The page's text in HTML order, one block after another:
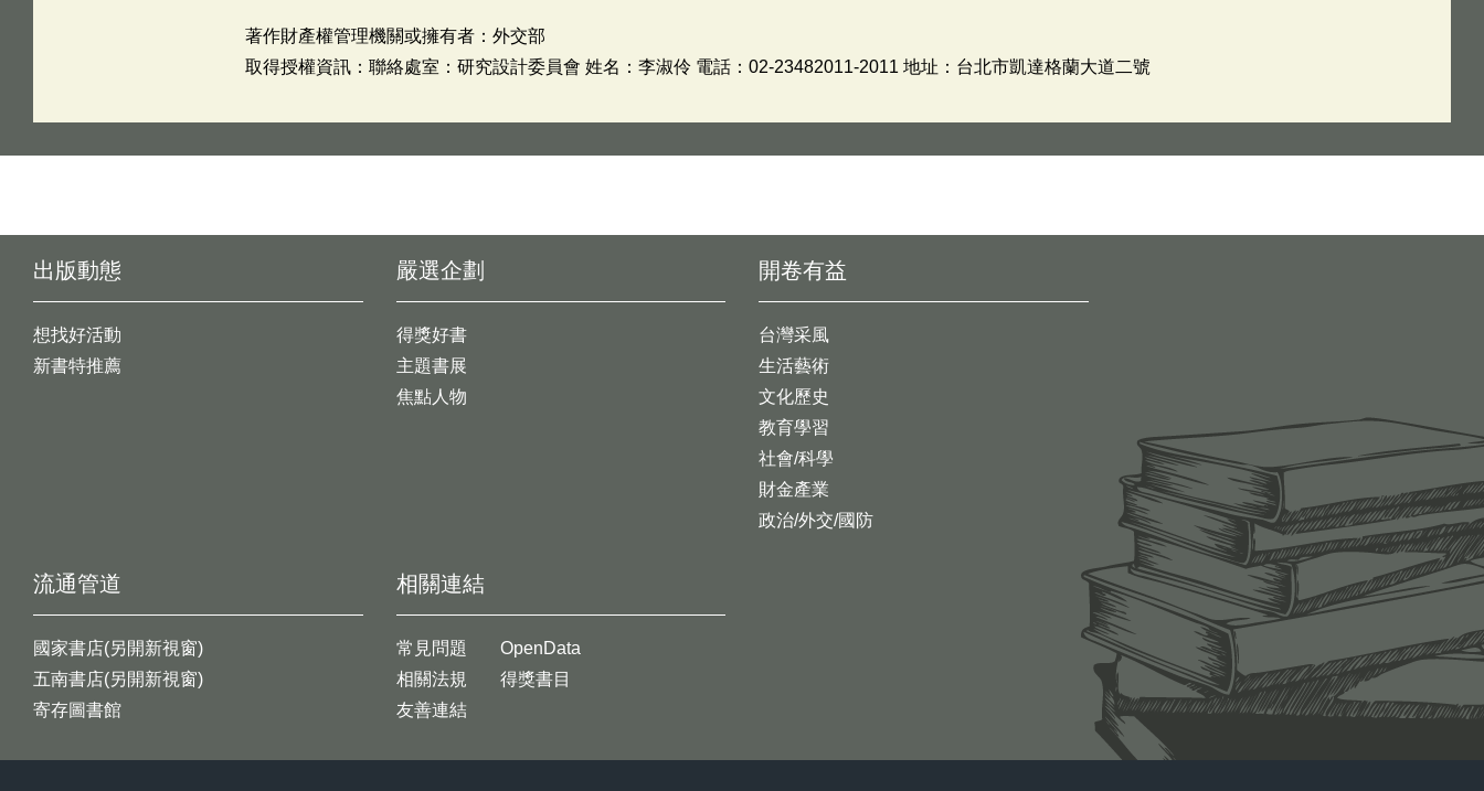
著作財產權管理機關或擁有者：外交部
取得授權資訊：聯絡處室：研究設計委員會 姓名：李淑伶 電話：02-23482011-2011 地址：台北市凱達格蘭大道二號
出版動態
想找好活動
新書特推薦
開卷有益
台灣采風
生活藝術
文化歷史
教育學習
社會/科學
財金產業
政治/外交/國防
嚴選企劃
得獎好書
主題書展
焦點人物
流通管道
國家書店(另開新視窗)
五南書店(另開新視窗)
寄存圖書館
相關連結
常見問題
相關法規
友善連結
OpenData
得獎書目